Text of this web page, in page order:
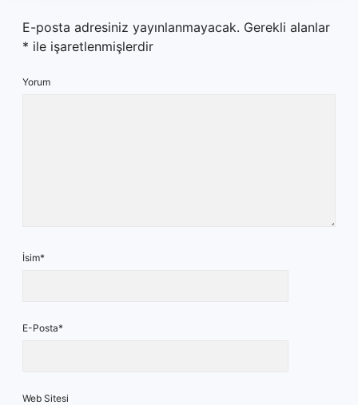
E-posta adresiniz yayınlanmayacak. Gerekli alanlar
* ile işaretlenmişlerdir
Yorum
İsim*
E-Posta*
Web Sitesi